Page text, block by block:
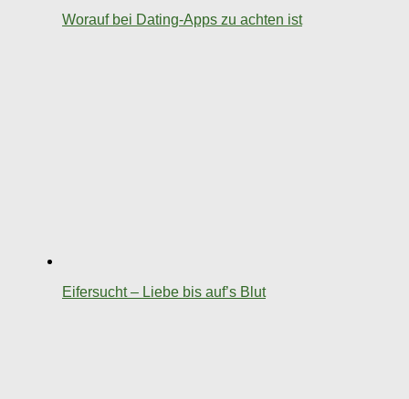
Worauf bei Dating-Apps zu achten ist
Eifersucht – Liebe bis auf’s Blut